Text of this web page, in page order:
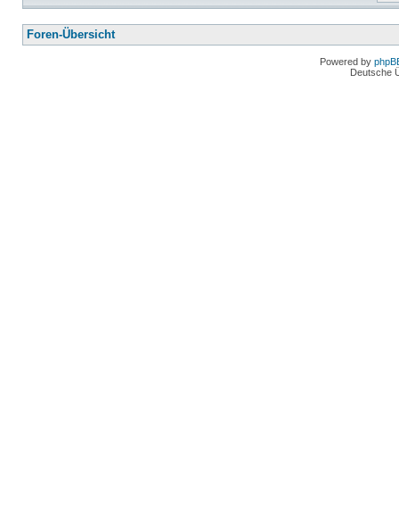
Foren-Übersicht
Powered by
Deutsche